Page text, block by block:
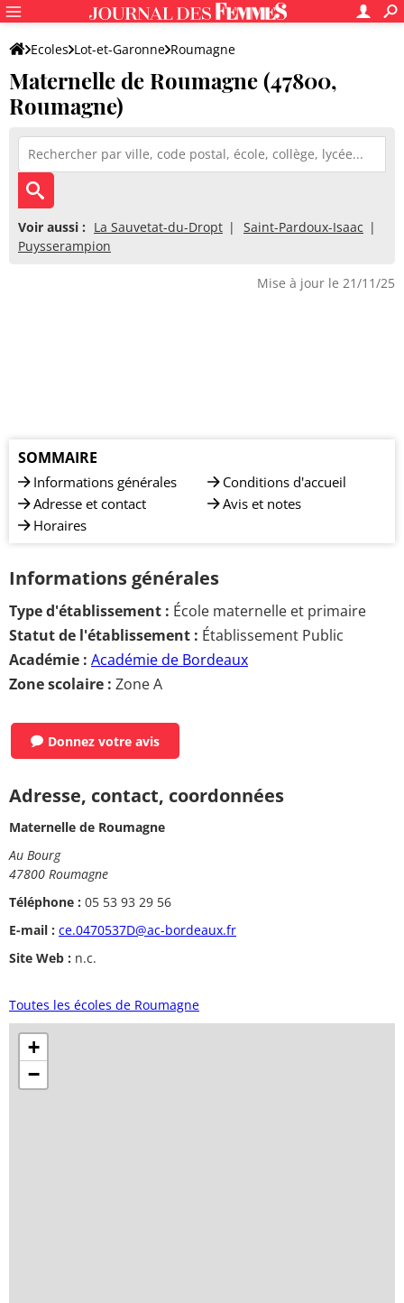
Ecoles Lot-et-Garonne Roumagne
Maternelle de Roumagne
Maternelle de Roumagne (47800,
Roumagne)
Voir aussi : La Sauvetat-du-Dropt
Saint-Pardoux-Isaac
Puysserampion
Mise à jour le 21/11/25
SOMMAIRE
Informations générales
Adresse et contact
Horaires
Conditions d'accueil
Avis et notes
Informations générales
Type d'établissement : École maternelle et primaire
Statut de l'établissement : Établissement Public
Académie : Académie de Bordeaux
Zone scolaire : Zone A
Donnez votre avis
Adresse, contact, coordonnées
Maternelle de Roumagne
Au Bourg
47800 Roumagne
Téléphone : 05 53 93 29 56
E-mail : ce.0470537D@ac-bordeaux.fr
Site Web : n.c.
Toutes les écoles de Roumagne
+
−